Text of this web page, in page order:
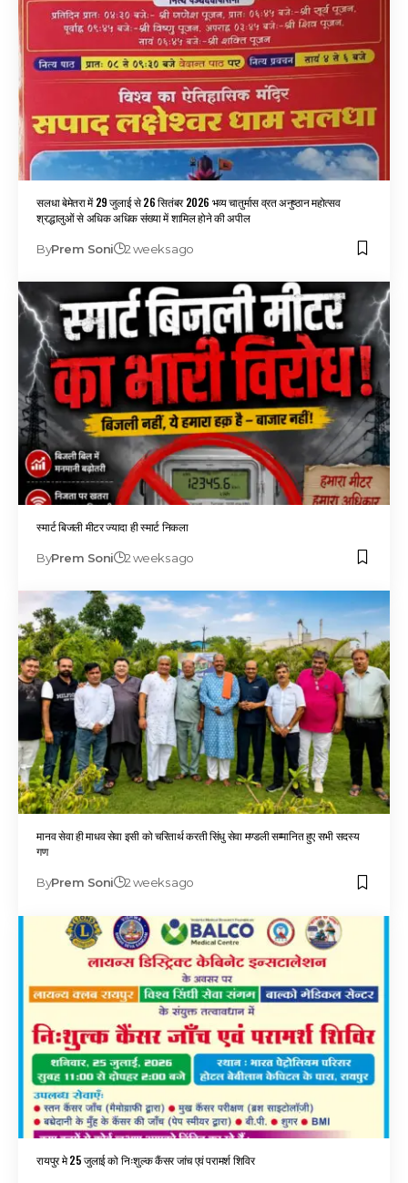
सलधा बेमेतरा में 29 जुलाई से 26 सितंबर 2026 भव्य चातुर्मास व्रत अनुष्ठान महोत्सव
श्रद्धालुओं से अधिक अधिक संख्या में शामिल होने की अपील
ByPrem Soni 2 weeks ago
स्मार्ट बिजली मीटर ज्यादा ही स्मार्ट निकला
ByPrem Soni 2 weeks ago
मानव सेवा ही माधव सेवा इसी को चरितार्थ करती सिंधु सेवा मण्डली सम्मानित हुए सभी सदस्य
गण
ByPrem Soni 2 weeks ago
रायपुर मे 25 जुलाई को निःशुल्क कैंसर जांच एवं परामर्श शिविर